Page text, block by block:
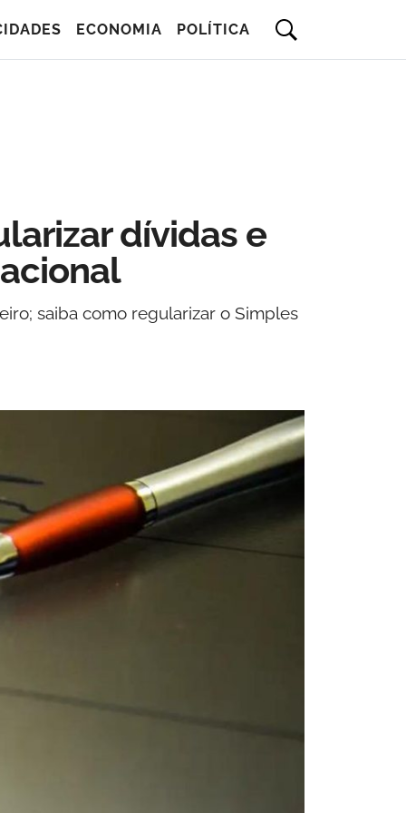
ECONOMIA POLÍTICA
dívidas e
saiba como regularizar o Simples